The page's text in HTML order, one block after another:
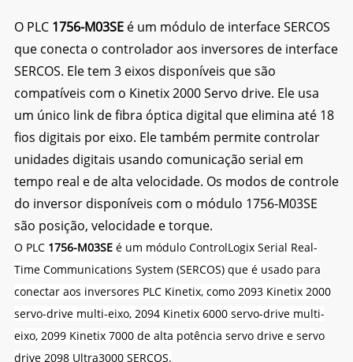
O PLC 1756-M03SEé um módulo de interface SERCOS
que conecta o controlador aos inversores de interface
SERCOS. Ele tem 3 eixos disponíveis que são
compatíveis com o Kinetix 2000 Servo drive. Ele usa
um único link de fibra óptica digital que elimina até 18
fios digitais por eixo. Ele também permite controlar
unidades digitais usando comunicação serial em
tempo real e de alta velocidade. Os modos de controle
do inversor disponíveis com o módulo 1756-M03SE
são posição, velocidade e torque.
O PLC 1756-M03SEé um módulo ControlLogix Serial Real-
Time Communications System (SERCOS) que é usado para
conectar aos inversores PLC Kinetix, como 2093 Kinetix 2000
servo-drive multi-eixo, 2094 Kinetix 6000 servo-drive multi-
eixo, 2099 Kinetix 7000 de alta potência servo drive e servo
drive 2098 Ultra3000 SERCOS.